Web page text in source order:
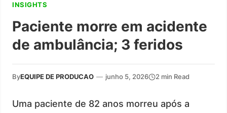
INSIGHTS
Paciente morre em acidente
de ambulância; 3 feridos
ByEQUIPE DE PRODUCAO — junho 5, 2026 2 min Read
Uma paciente de 82 anos morreu após a